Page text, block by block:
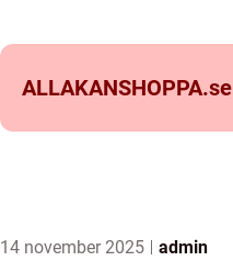
ALLAKANSHOPPA.se
14 november 2025 admin